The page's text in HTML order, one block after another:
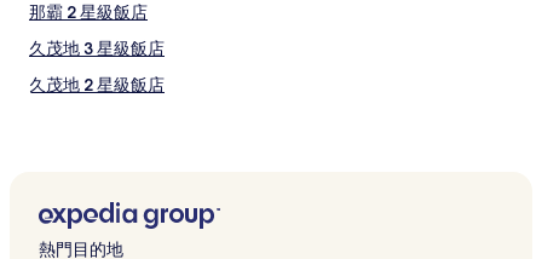
那霸 2 星級飯店
久茂地 3 星級飯店
久茂地 2 星級飯店
豐崎美麗 Sun 海灘 5 星級飯店
熱門目的地